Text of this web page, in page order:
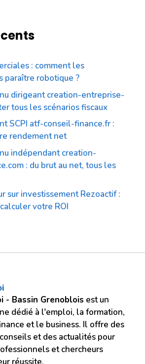
: comment les
paraître robotique ?
dirigeant creation-entreprise-
tous les scénarios fiscaux
SCPI atf-conseil-finance.fr :
rendement net
indépendant creation-
: du brut au net, tous les
sur investissement Rezoactif :
votre ROI
- Bassin Grenoblois est un
dédié à l'emploi, la formation,
et le business. Il offre des
et des actualités pour
et chercheurs